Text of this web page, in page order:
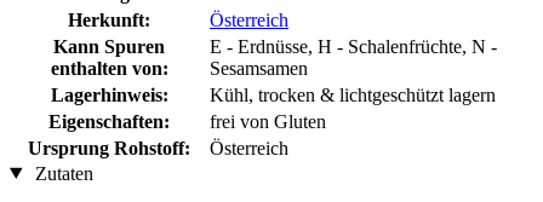
Herkunft:
Österreich
Kann Spuren
enthalten von:
E - Erdnüsse, H - Schalenfrüchte, N -
Sesamsamen
Lagerhinweis:
Kühl, trocken & lichtgeschützt lagern
Eigenschaften:
frei von Gluten
Ursprung Rohstoff:
Österreich
Zutaten